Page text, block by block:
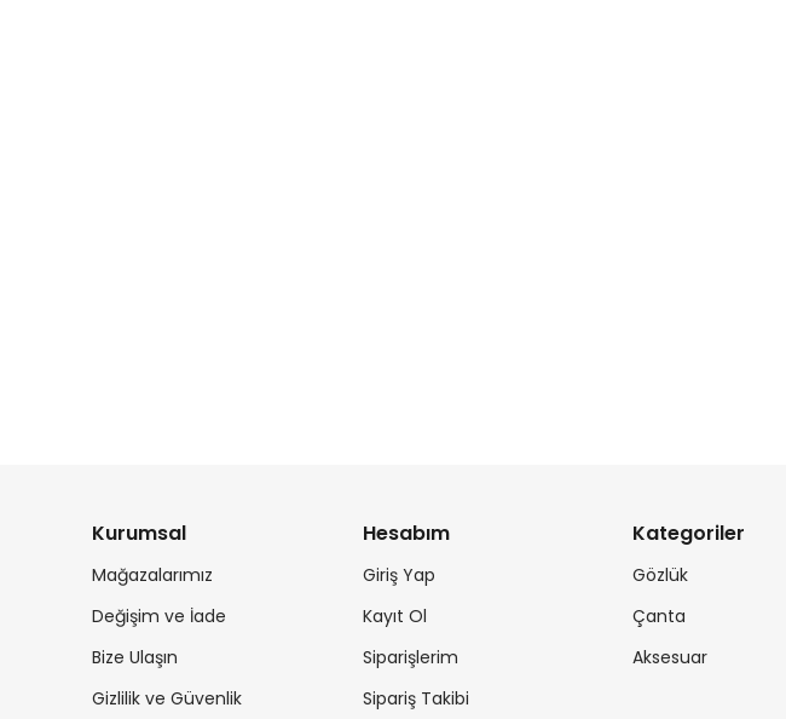
Kurumsal
Mağazalarımız
Değişim ve İade
Bize Ulaşın
Gizlilik ve Güvenlik
Hesabım
Giriş Yap
Kayıt Ol
Siparişlerim
Sipariş Takibi
Kategoriler
Gözlük
Çanta
Aksesuar